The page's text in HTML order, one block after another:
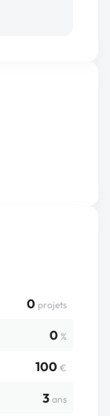
0 projets
0 %
100 €
3 ans